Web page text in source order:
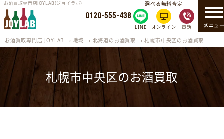
メニュ
お酒買取専門店JOYLAB(ジョイラボ)
0120-555-438
選べる無料査定
LINE オンライン 電話
お酒買取専門店 JOYLAB › 地域 › 北海道のお酒買取 ›札幌市中央区のお酒買取
札幌市中央区のお酒買取